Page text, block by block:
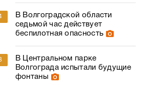
В Волгоградской области
седьмой час действует
беспилотная опасность
В Центральном парке
Волгограда испытали будущие
фонтаны